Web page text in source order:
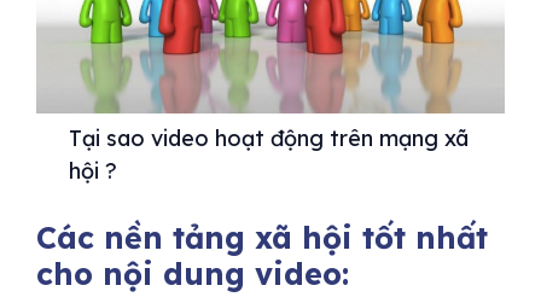
Tại sao video hoạt động trên mạng xã
hội ?
Các nền tảng xã hội tốt nhất
cho nội dung video: